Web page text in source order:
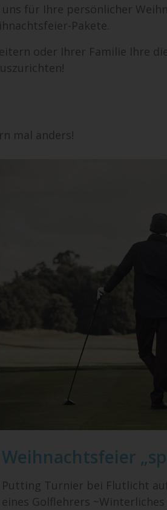
für Ihre persönlicher
Pakete.
oder Ihrer Familie Ihre
mal anders!
Weihnachtsfeier
Putting Turnier bei Flutlicht
eines Golflehrers